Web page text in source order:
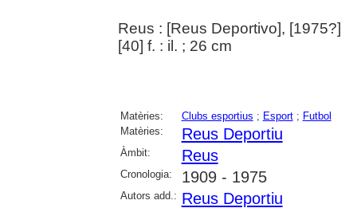
Reus : [Reus Deportivo], [1975?]
[40] f. : il. ; 26 cm
Matèries: Clubs esportius ; Esport; Futbol
Matèries:
Reus Deportiu
Àmbit: Reus
Cronologia: 1909 - 1975
Autors add.: Reus Deportiu